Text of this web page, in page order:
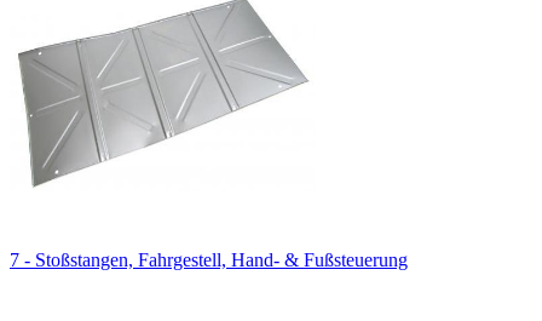
7 - Stoßstangen, Fahrgestell, Hand- & Fußsteuerung